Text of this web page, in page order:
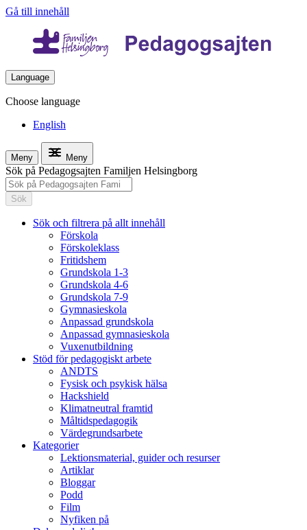
Gå till innehåll
Language
Choose language
English
Meny Meny
Sök på Pedagogsajten Familjen Helsingborg
Sök
Sök och filtrera på allt innehåll
Förskola
Förskoleklass
Fritidshem
Grundskola 1-3
Grundskola 4-6
Grundskola 7-9
Gymnasieskola
Anpassad grundskola
Anpassad gymnasieskola
Vuxenutbildning
Stöd för pedagogiskt arbete
ANDTS
Fysisk och psykisk hälsa
Hackshield
Klimatneutral framtid
Måltidspedagogik
Värdegrundsarbete
Kategorier
Lektionsmaterial, guider och resurser
Artiklar
Bloggar
Podd
Film
Nyfiken på